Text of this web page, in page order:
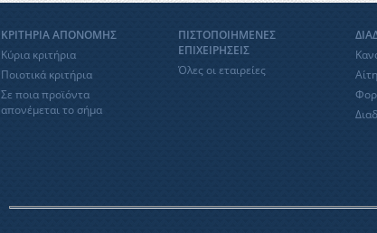
ΚΡΙΤΗΡΙΑ ΑΠΟΝΟΜΗΣ
Κύρια κριτήρια
Ποιοτικά κριτήρια
Σε ποια προϊόντα
απονέμεται το σήμα
ΠΙΣΤΟΠΟΙΗΜΕΝΕΣ
ΕΠΙΧΕΙΡΗΣΕΙΣ
Όλες οι εταιρείες